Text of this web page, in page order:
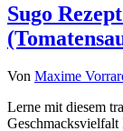
Sugo
Von Maxime
Lerne mit diesem